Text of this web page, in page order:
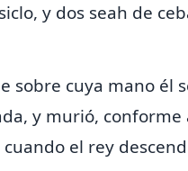
y dos seah de
sobre cuya mano él
y murió, conforme
cuando el rey